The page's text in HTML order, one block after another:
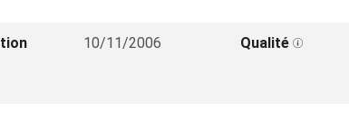
10/11/2006 Qualité